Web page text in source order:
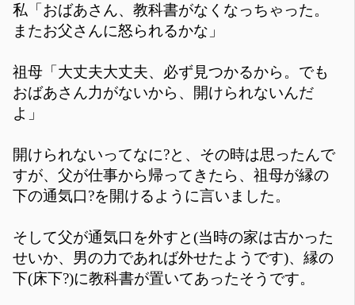
私「おばあさん、教科書がなくなっちゃった。
またお父さんに怒られるかな」
祖母「大丈夫大丈夫、必ず見つかるから。でも
おばあさん力がないから、開けられないんだ
よ」
開けられないってなに?と、その時は思ったんで
すが、父が仕事から帰ってきたら、祖母が縁の
下の通気口?を開けるように言いました。
そして父が通気口を外すと(当時の家は古かった
せいか、男の力であれば外せたようです)、縁の
下(床下?)に教科書が置いてあったそうです。